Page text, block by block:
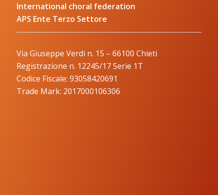
International choral federation
APS Ente Terzo Settore
Via Giuseppe Verdi n. 15 – 66100 Chieti
Registrazione n. 12245/17 Serie 1T
Codice Fiscale: 93058420691
Trade Mark: 2017000106306